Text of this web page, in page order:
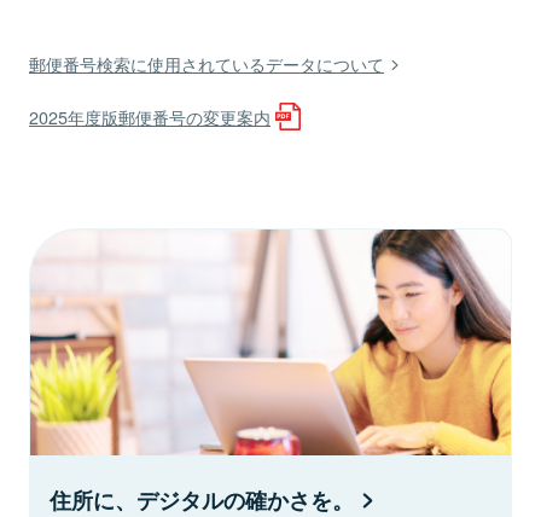
郵便番号検索に使用されているデータについて
2025年度版郵便番号の変更案内
住所に、デジタルの確かさを。